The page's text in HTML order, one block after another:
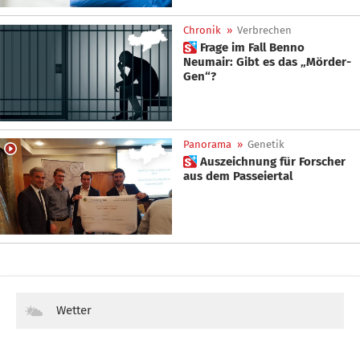
Chronik » Verbrechen
 Frage im Fall Benno
Neumair: Gibt es das „Mörder-
Gen“?
Panorama » Genetik
 Auszeichnung für Forscher
aus dem Passeiertal
Wetter